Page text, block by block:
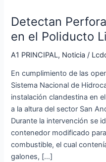
Detectan
en el Poliducto
A1 PRINCIPAL, Noticia /
En cumplimiento de las
Sistema Nacional de
instalación clandestina en
a la altura del sector San
Durante la intervención se
contenedor modificado
combustible, el cual
galones, […]
Clandestina
en
Poliducto
Libertad-
Pascuales